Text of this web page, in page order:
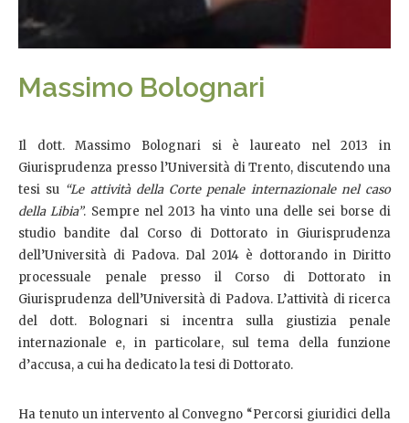
Massimo Bolognari
Il dott. Massimo Bolognari si è laureato nel 2013 in
Giurisprudenza presso l’Università di Trento, discutendo una
tesi su “Le attività della Corte penale internazionale nel caso
della Libia”. Sempre nel 2013 ha vinto una delle sei borse di
studio bandite dal Corso di Dottorato in Giurisprudenza
dell’Università di Padova. Dal 2014 è dottorando in Diritto
processuale penale presso il Corso di Dottorato in
Giurisprudenza dell’Università di Padova. L’attività di ricerca
del dott. Bolognari si incentra sulla giustizia penale
internazionale e, in particolare, sul tema della funzione
d’accusa, a cui ha dedicato la tesi di Dottorato.
Ha tenuto un intervento al Convegno “Percorsi giuridici della